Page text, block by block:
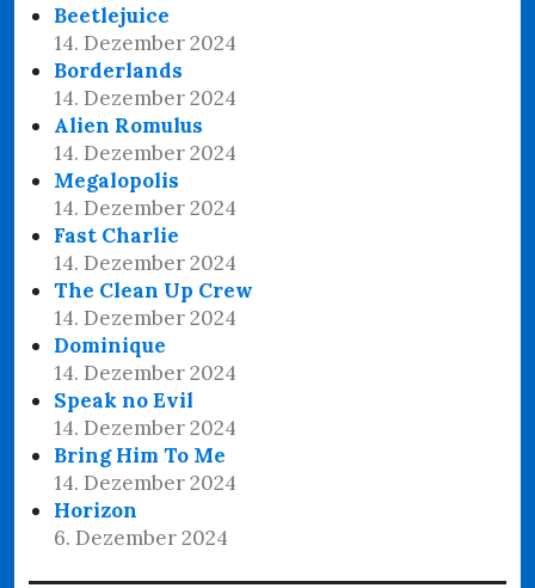
Beetlejuice
14. Dezember 2024
Borderlands
14. Dezember 2024
Alien Romulus
14. Dezember 2024
Megalopolis
14. Dezember 2024
Fast Charlie
14. Dezember 2024
The Clean Up Crew
14. Dezember 2024
Dominique
14. Dezember 2024
Speak no Evil
14. Dezember 2024
Bring Him To Me
14. Dezember 2024
Horizon
6. Dezember 2024